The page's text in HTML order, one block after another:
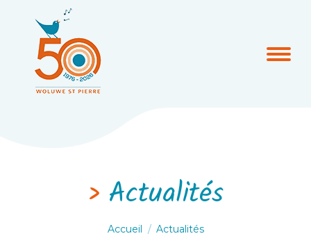
Actualités
Vous êtes ici :
Accueil Actualités